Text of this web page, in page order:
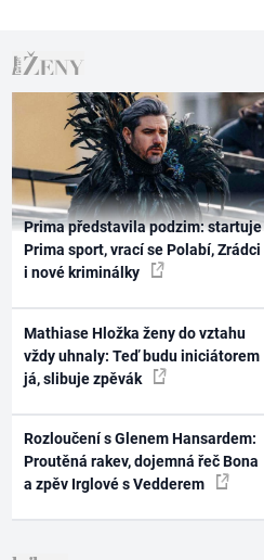
Prima představila podzim: startuje
Prima sport, vrací se Polabí, Zrádci
i nové kriminálky
Mathiase Hložka ženy do vztahu
vždy uhnaly: Teď budu iniciátorem
já, slibuje zpěvák
Rozloučení s Glenem Hansardem:
Proutěná rakev, dojemná řeč Bona
a zpěv Irglové s Vedderem